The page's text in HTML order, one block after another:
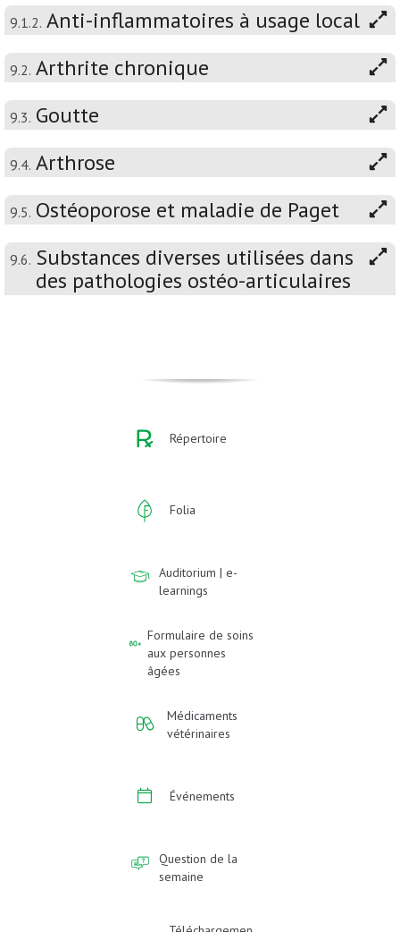
9.1.2. Anti-inflammatoires à usage local
9.2. Arthrite chronique
9.3. Goutte
9.4. Arthrose
9.5. Ostéoporose et maladie de Paget
9.6. Substances diverses utilisées dans
des pathologies ostéo-articulaires
Répertoire
Folia
Auditorium | e-
learnings
Formulaire de soins
aux personnes
âgées
Médicaments
vétérinaires
Événements
Question de la
semaine